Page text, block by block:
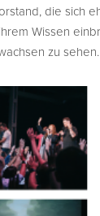
die sich
Wissen
zu sehen.